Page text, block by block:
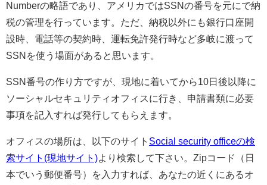
Numberの略語であり、アメリカではSSNの番号を元にで納
税の管理を行っています。ただ、納税以外にも銀行口座開
設時、電話等の契約時、運転免許発行時など多岐に渡って
SSNを使う場面があると思います。
SSN番号の作り方ですが、現地に着いてから10日後以降に
ソーシャルセキュリティオフィスに行き、申請書類に必要
事項を記入すれば発行してもらえます。
オフィスの場所は、以下のサイト Social security officeの検
索サイト(現地サイト)より検索して下さい。Zipコード（日
本でいう郵便番号）を入力すれば、あなたの近くにあるオ